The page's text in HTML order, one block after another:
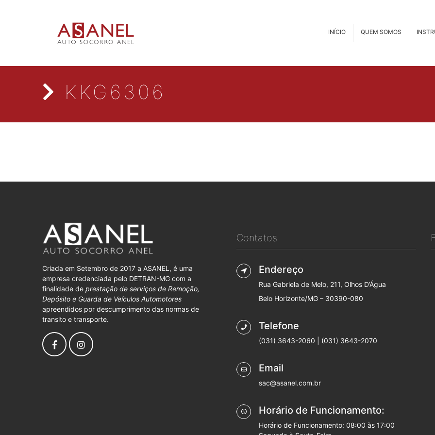
INÍCIO QUEM SOMOS
KKG6306
Criada em Setembro de 2017 a ASANEL, é uma
empresa credenciada pelo DETRAN-MG com a
finalidade de prestação de serviços de Remoção,
Depósito e Guarda de Veículos Automotores
apreendidos por descumprimento das normas de
transito e transporte.
Contatos
Endereço
Rua Gabriela de Melo, 211, Olhos D’Água
Belo Horizonte/MG – 30390-080
Telefone
(031) 3643-2060 | (031) 3643-2070
Email
sac@asanel.com.br
Horário de Funcionamento:
Horário de Funcionamento: 08:00 às 17:00